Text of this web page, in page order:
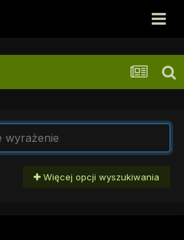
Więcej opcji wyszukiwania